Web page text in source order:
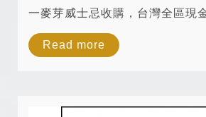
一麥芽威士忌收購，台灣全區現
價。 艾柏迪12年、艾柏迪16年、艾柏迪18年、
艾柏迪21年、艾柏迪28年、艾柏
Read more